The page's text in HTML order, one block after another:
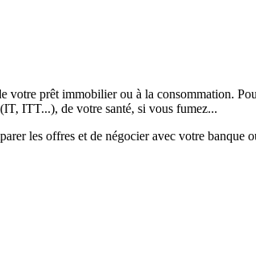
votre prêt immobilier ou à la consommation.
ITT...), de votre santé, si vous fumez...
les offres et de négocier avec votre banque